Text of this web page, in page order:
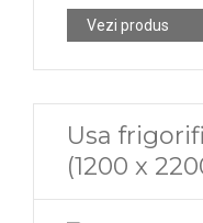
Vezi produs
Usa
(1200 x